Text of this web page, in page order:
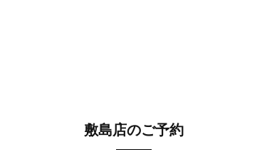
敷島店のご予約